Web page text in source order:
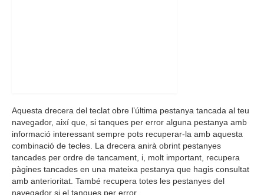
Aquesta drecera del teclat obre l’última pestanya tancada al teu
navegador, així que, si tanques per error alguna pestanya amb
informació interessant sempre pots recuperar-la amb aquesta
combinació de tecles. La drecera anirà obrint pestanyes
tancades per ordre de tancament, i, molt important, recupera
pàgines tancades en una mateixa pestanya que hagis consultat
amb anterioritat. També recupera totes les pestanyes del
navegador si el tanques per error .